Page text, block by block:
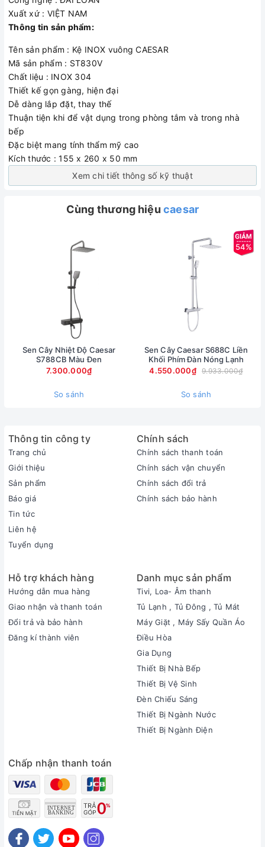
Xuất xứ : VIỆT NAM
Thông tin sản phẩm:
Tên sản phẩm : Kệ INOX vuông CAESAR
Mã sản phẩm : ST830V
Chất liệu : INOX 304
Thiết kế gọn gàng, hiện đại
Dễ dàng lắp đặt, thay thế
Thuận tiện khi để vật dụng trong phòng tắm và trong nhà
bếp
Đặc biệt mang tính thẩm mỹ cao
Kích thước : 155 x 260 x 50 mm
Xem chi tiết thông số kỹ thuật
Cùng thương hiệu caesar
Sen Cây Nhiệt Độ Caesar
S788CB Màu Đen
7.300.000₫
So sánh
54%
Sen Cây Caesar S688C Liền
Khối Phím Đàn Nóng Lạnh
4.550.000₫
9.933.000₫
So sánh
Thông tin công ty
Trang chủ
Giới thiệu
Sản phẩm
Báo giá
Tin tức
Liên hệ
Tuyển dụng
Chính sách
Chính sách thanh toán
Chính sách vận chuyển
Chính sách đổi trả
Chính sách bảo hành
Hỗ trợ khách hàng
Hướng dẫn mua hàng
Giao nhận và thanh toán
Đổi trả và bảo hành
Đăng kí thành viên
Danh mục sản phẩm
Tivi, Loa- Âm thanh
Tủ Lạnh , Tủ Đông , Tủ Mát
Máy Giặt , Máy Sấy Quần Áo
Điều Hòa
Gia Dụng
Thiết Bị Nhà Bếp
Thiết Bị Vệ Sinh
Đèn Chiếu Sáng
Thiết Bị Ngành Nước
Thiết Bị Ngành Điện
Chấp nhận thanh toán